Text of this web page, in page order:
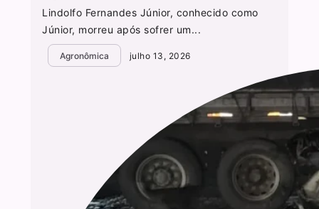
Lindolfo Fernandes Júnior, conhecido como
Júnior, morreu após sofrer um...
Agronômica julho 13, 2026